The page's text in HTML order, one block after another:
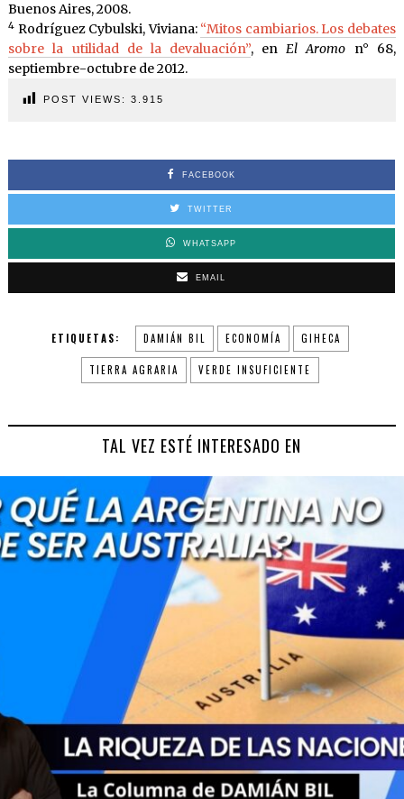
Buenos Aires, 2008.
4Rodríguez Cybulski, Viviana: “Mitos cambiarios. Los debates
sobre la utilidad de la devaluación”, enEl Aromo n° 68,
septiembre-octubre de 2012.
POST VIEWS: 3.915
FACEBOOK
TWITTER
WHATSAPP
EMAIL
ETIQUETAS: DAMIÁN BIL ECONOMÍA GIHECA
TIERRA AGRARIA VERDE INSUFICIENTE
TAL VEZ ESTÉ INTERESADO EN